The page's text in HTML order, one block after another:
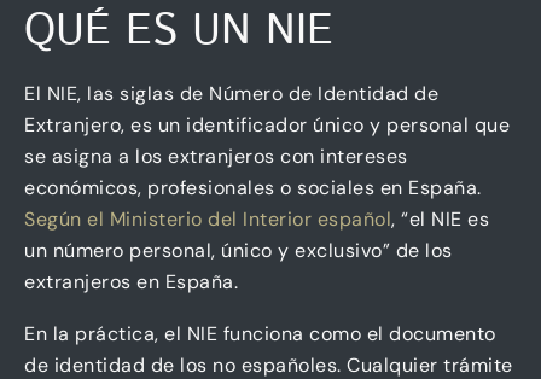
QUÉ ES UN NIE
El NIE, las siglas de Número de Identidad de
Extranjero, es un identificador único y personal que
se asigna a los extranjeros con intereses
económicos, profesionales o sociales en España.
Según el Ministerio del Interior español, “el NIE es
un número personal, único y exclusivo” de los
extranjeros en España.
En la práctica, el NIE funciona como el documento
de identidad de los no españoles. Cualquier trámite